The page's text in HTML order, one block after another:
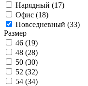
Нарядный (17)
Офис (18)
Повседневный (33)
Размер
46 (19)
48 (28)
50 (30)
52 (32)
54 (34)